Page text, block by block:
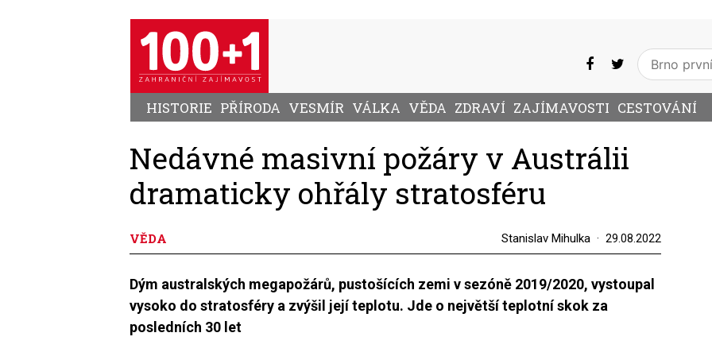
HISTORIE PŘÍRODA VESMÍR VÁLKA VĚDA ZDRAVÍ ZAJÍMAVOSTI CESTOVÁNÍ
Nedávné masivní požáry v Austrálii
dramaticky ohřály stratosféru
VĚDA Stanislav Mihulka 29.08.2022
Dým australských megapožárů, pustošících zemi v sezóně 2019/2020, vystoupal
vysoko do stratosféry a zvýšil její teplotu. Jde o největší teplotní skok za
posledních 30 let